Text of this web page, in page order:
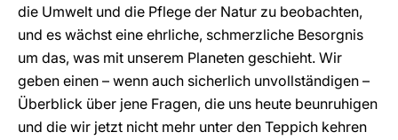
die Umwelt und die Pflege der Natur zu beobachten,
und es wächst eine ehrliche, schmerzliche Besorgnis
um das, was mit unserem Planeten geschieht. Wir
geben einen – wenn auch sicherlich unvollständigen –
Überblick über jene Fragen, die uns heute beunruhigen
und die wir jetzt nicht mehr unter den Teppich kehren